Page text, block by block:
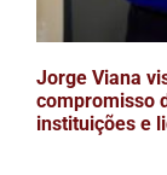
Jorge Viana
compromisso
instituições e